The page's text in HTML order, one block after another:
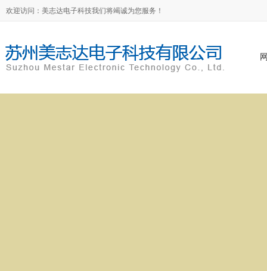
欢迎访问：美志达电子科技我们将竭诚为您服务！